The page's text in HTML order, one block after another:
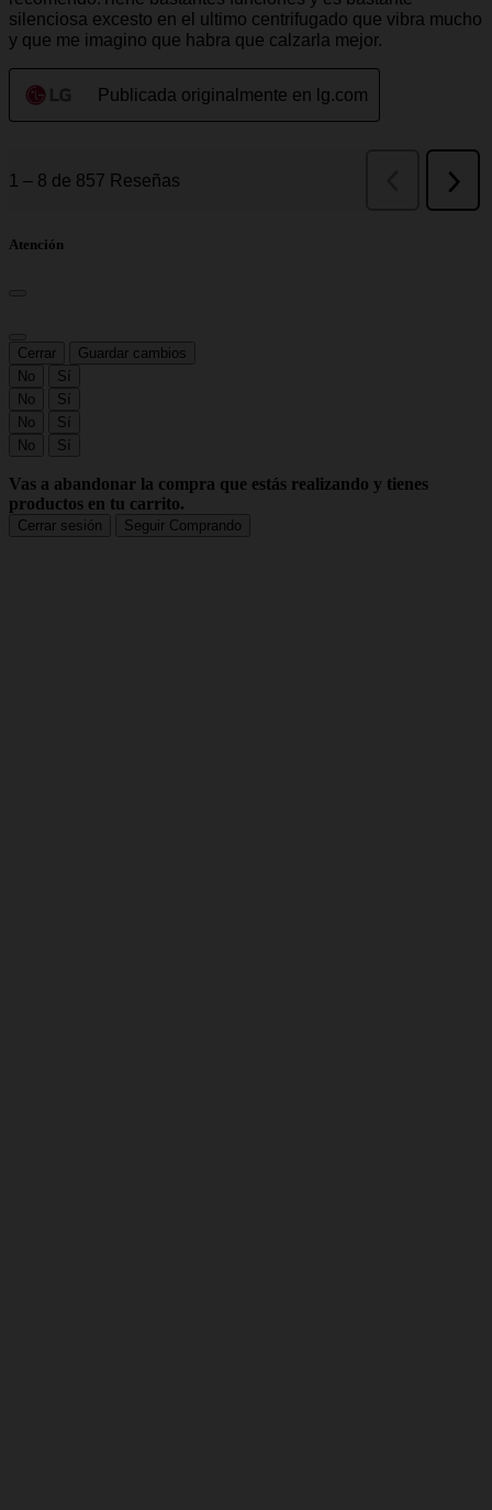
Atención
Cerrar
Guardar cambios
No
Sí
No
Sí
No
Sí
No
Sí
Vas a abandonar la compra que estás realizando y tienes
productos en tu carrito.
Cerrar sesión Seguir Comprando